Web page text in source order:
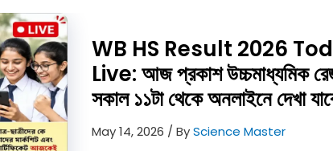
10
Math
Simple
Interest
MCQ
WB HS Result 2026
Live: আজ প্রকাশ উচ্চমাধ্যমিক
সকাল ১১টা থেকে অনলাইনে দেখা
May 14, 2026 / ByScience Master